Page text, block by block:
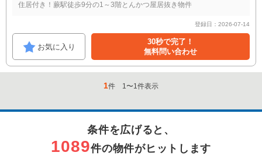
住居付き！蕨駅徒歩9分の1～3階とんかつ屋居抜き物件
登録日：2026-07-14
お気に入り
30秒で完了！
無料問い合わせ
1件 1〜1件表示
条件を広げると、
1089件の物件がヒットします